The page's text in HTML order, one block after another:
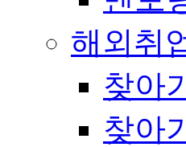
해외취
찾아
찾아